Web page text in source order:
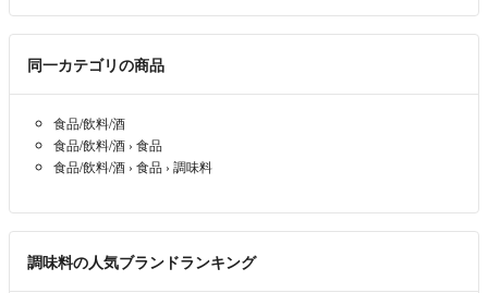
同一カテゴリの商品
食品/飲料/酒
食品/飲料/酒 › 食品
食品/飲料/酒 › 食品 › 調味料
調味料の人気ブランドランキング